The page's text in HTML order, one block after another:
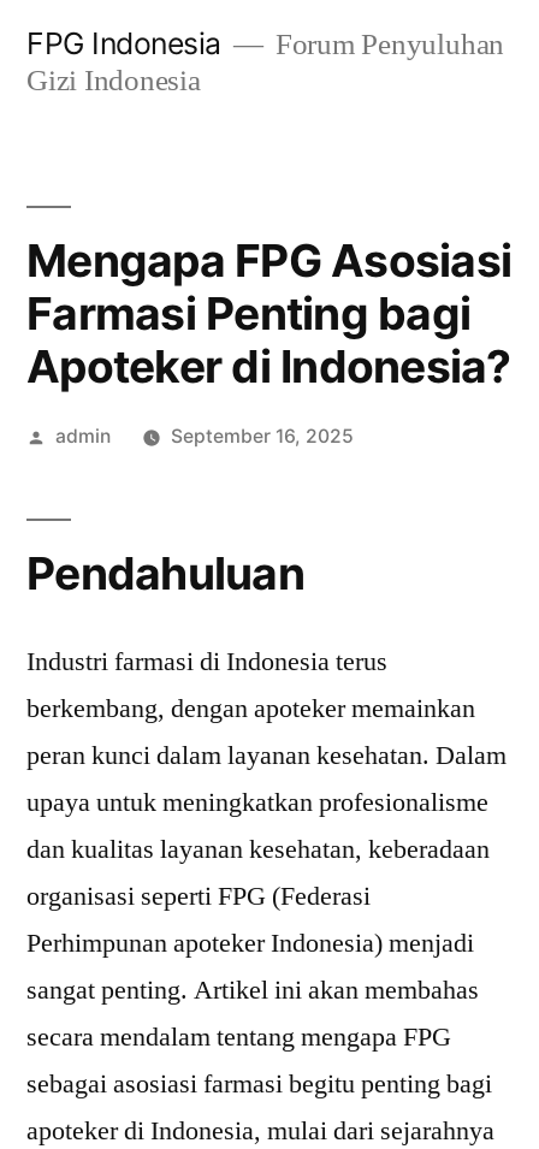
FPG Indonesia
Forum Penyuluhan
Gizi Indonesia
Mengapa FPG Asosiasi
Farmasi Penting bagi
Apoteker di Indonesia?
Posted
admin September 16, 2025
Pendahuluan
Industri farmasi di Indonesia terus
berkembang, dengan apoteker memainkan
peran kunci dalam layanan kesehatan. Dalam
upaya untuk meningkatkan profesionalisme
dan kualitas layanan kesehatan, keberadaan
organisasi seperti FPG (Federasi
Perhimpunan apoteker Indonesia) menjadi
sangat penting. Artikel ini akan membahas
secara mendalam tentang mengapa FPG
sebagai asosiasi farmasi begitu penting bagi
apoteker di Indonesia, mulai dari sejarahnya